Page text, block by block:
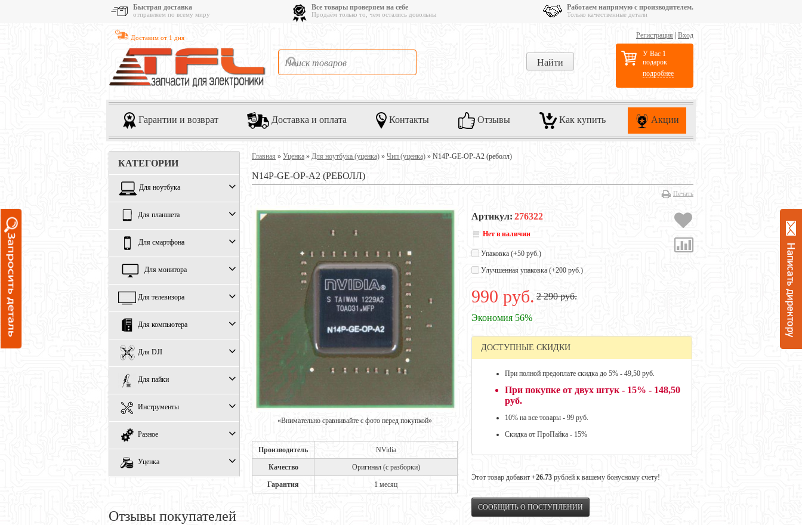
Быстрая доставка
отправляем по всему миру
Все товары проверяем на себе
Продаём только то, чем остались довольны
Работаем напрямую с производителем.
Только качественные детали
Доставим от 1 дня Регистрация Вход
У Вас 1
подарок
подробнее
Гарантии и возврат Доставка и оплата Контакты Отзывы Как купить Акции
КАТЕГОРИИ
Для ноутбука
Для планшета
Для смартфона
Для монитора
Для телевизора
Для компьютера
Для DJI
Для пайки
Инструменты
Разное
Уценка
Отзывы покупателей
Главная » Уценка » Для ноутбука (уценка) » Чип (уценка) » N14P-GE-OP-A2 (реболл)
N14P-GE-OP-A2 (РЕБОЛЛ)
Печать
«Внимательно сравнивайте с фото перед покупкой»
Производитель NVidia
Качество Оригинал (с разборки)
Гарантия 1 месяц
Артикул: 276322
Нет в наличии
Упаковка (+50 руб.)
Улучшенная упаковка (+200 руб.)
990 руб. 2 290 руб.
Экономия 56%
ДОСТУПНЫЕ СКИДКИ
При полной предоплате скидка до 5% - 49,50 руб.
При покупке от двух штук - 15% - 148,50
руб.
10% на все товары - 99 руб.
Скидка от ПроПайка - 15%
Этот товар добавит +26.73 рублей к вашему бонусному счету!
СООБЩИТЬ О ПОСТУПЛЕНИИ